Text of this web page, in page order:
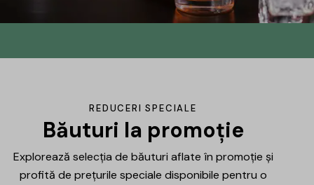
DrinksHub
mulțumire ți-am pregătit un mic cadou.
Află mai multe
REDUCERI SPECIALE
Băuturi la promoție
Explorează selecția de băuturi aflate în promoție și
profită de prețurile speciale disponibile pentru o